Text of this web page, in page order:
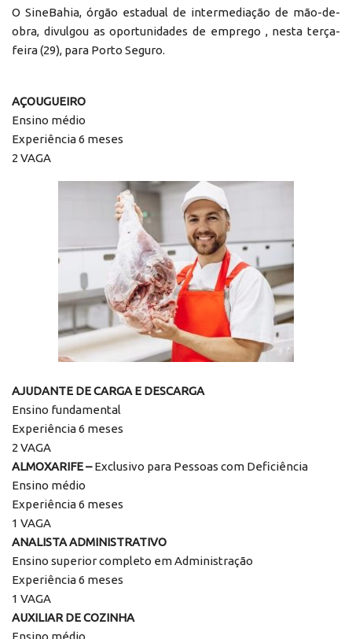
O SineBahia, órgão estadual de intermediação de mão-de-
obra, divulgou as oportunidades de emprego , nesta terça-
feira (29), para Porto Seguro.
AÇOUGUEIRO
Ensino médio
Experiência 6 meses
2 VAGA
AJUDANTE DE CARGA E DESCARGA
Ensino fundamental
Experiência 6 meses
2 VAGA
ALMOXARIFE –Exclusivo para Pessoas com Deficiência
Ensino médio
Experiência 6 meses
1 VAGA
ANALISTA ADMINISTRATIVO
Ensino superior completo em Administração
Experiência 6 meses
1 VAGA
AUXILIAR DE COZINHA
Ensino médio